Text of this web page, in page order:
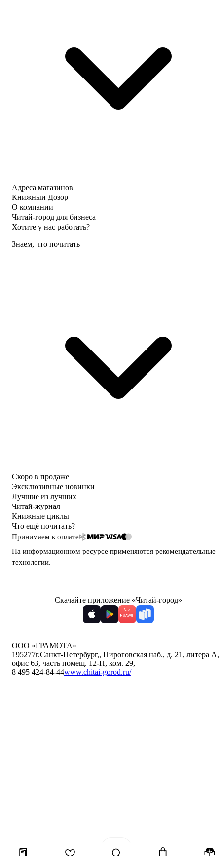
Адреса магазинов
Книжный Дозор
О компании
Читай-город для бизнеса
Хотите у нас работать?
Знаем, что почитать
Скоро в продаже
Эксклюзивные новинки
Лучшие из лучших
Читай-журнал
Книжные циклы
Что ещё почитать?
Принимаем к оплате
На информационном ресурсе применяются рекомендательные
технологии.
Скачайте приложение «Читай-город»
ООО «ГРАМОТА»
195277г.Санкт-Петербург,, Пироговская наб., д. 21, литера А,
офис 63, часть помещ. 12-Н, ком. 29,
8 495 424-84-44www.chitai-gorod.ru/